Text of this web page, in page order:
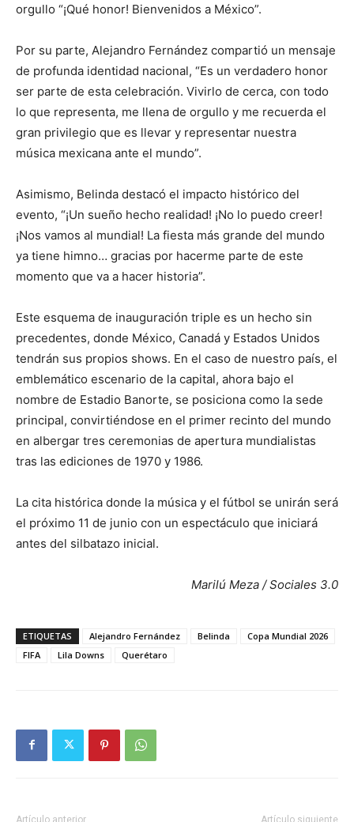
orgullo “¡Qué honor! Bienvenidos a México”.
Por su parte, Alejandro Fernández compartió un mensaje
de profunda identidad nacional, “Es un verdadero honor
ser parte de esta celebración. Vivirlo de cerca, con todo
lo que representa, me llena de orgullo y me recuerda el
gran privilegio que es llevar y representar nuestra
música mexicana ante el mundo”.
Asimismo, Belinda destacó el impacto histórico del
evento, “¡Un sueño hecho realidad! ¡No lo puedo creer!
¡Nos vamos al mundial! La fiesta más grande del mundo
ya tiene himno… gracias por hacerme parte de este
momento que va a hacer historia”.
Este esquema de inauguración triple es un hecho sin
precedentes, donde México, Canadá y Estados Unidos
tendrán sus propios shows. En el caso de nuestro país, el
emblemático escenario de la capital, ahora bajo el
nombre de Estadio Banorte, se posiciona como la sede
principal, convirtiéndose en el primer recinto del mundo
en albergar tres ceremonias de apertura mundialistas
tras las ediciones de 1970 y 1986.
La cita histórica donde la música y el fútbol se unirán será
el próximo 11 de junio con un espectáculo que iniciará
antes del silbatazo inicial.
Marilú Meza / Sociales 3.0
ETIQUETAS Alejandro Fernández Belinda
Copa Mundial 2026
FIFA
Lila Downs Querétaro
Artículo anterior Artículo siguiente